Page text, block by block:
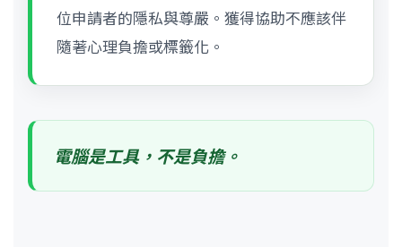
位申請者的隱私與尊嚴。獲得協助不應該伴
隨著心理負擔或標籤化。
電腦是工具，不是負擔。